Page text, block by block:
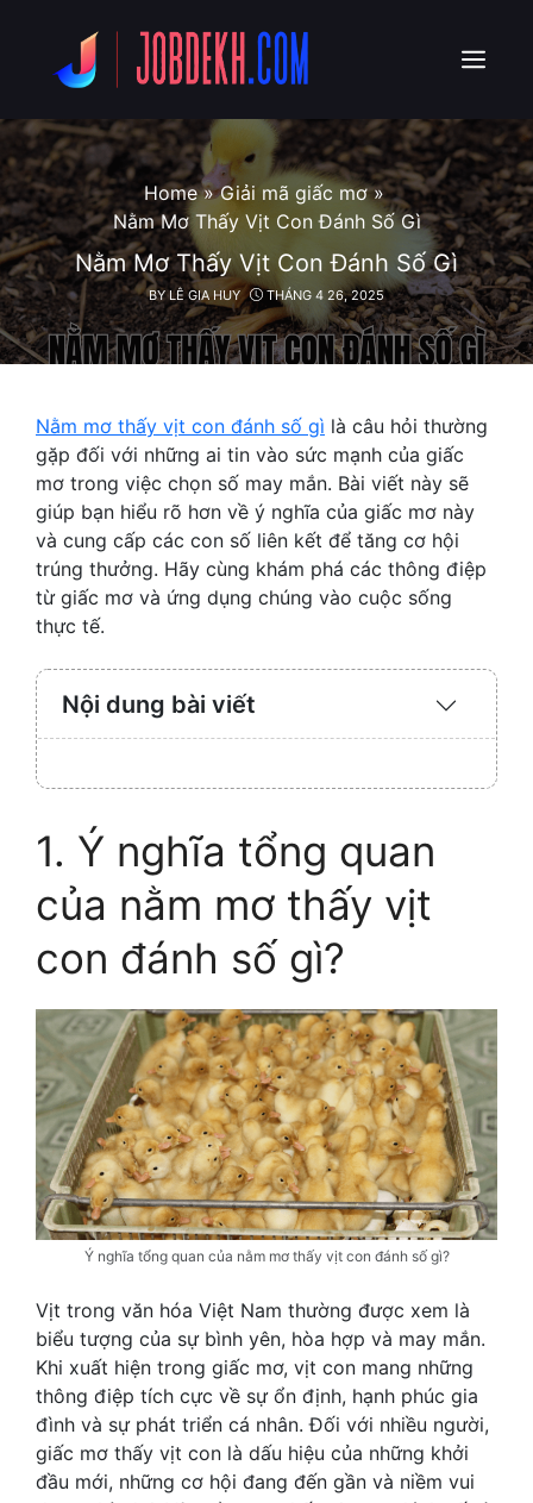
content
Menu
Home »Giải mã giấc mơ »
Nằm Mơ Thấy Vịt Con Đánh Số Gì
Nằm Mơ Thấy Vịt Con Đánh Số Gì
BYLÊ GIA HUY THÁNG 4 26, 2025
Nằm mơ thấy vịt con đánh số gì là câu hỏi thường
gặp đối với những ai tin vào sức mạnh của giấc
mơ trong việc chọn số may mắn. Bài viết này sẽ
giúp bạn hiểu rõ hơn về ý nghĩa của giấc mơ này
và cung cấp các con số liên kết để tăng cơ hội
trúng thưởng. Hãy cùng khám phá các thông điệp
từ giấc mơ và ứng dụng chúng vào cuộc sống
thực tế.
Nội dung bài viết
Expand
1. Ý nghĩa tổng quan
của nằm mơ thấy vịt
con đánh số gì?
Ý nghĩa tổng quan của nằm mơ thấy vịt con đánh số gì?
Vịt trong văn hóa Việt Nam thường được xem là
biểu tượng của sự bình yên, hòa hợp và may mắn.
Khi xuất hiện trong giấc mơ, vịt con mang những
thông điệp tích cực về sự ổn định, hạnh phúc gia
đình và sự phát triển cá nhân. Đối với nhiều người,
giấc mơ thấy vịt con là dấu hiệu của những khởi
đầu mới, những cơ hội đang đến gần và niềm vui